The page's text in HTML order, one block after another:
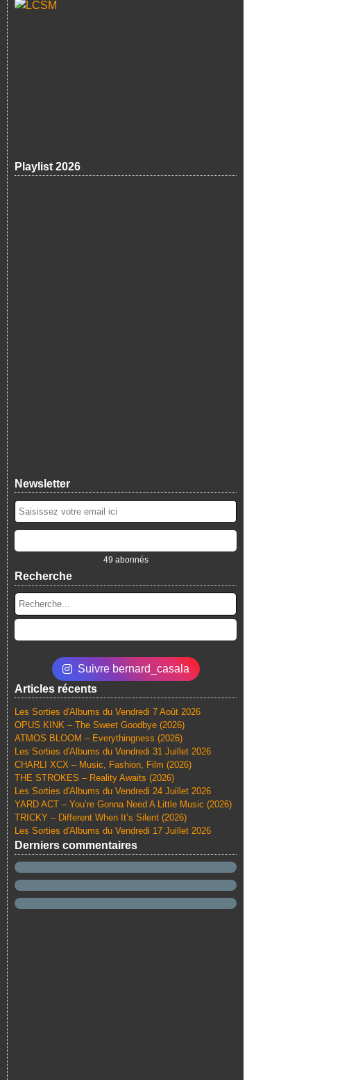
Playlist 2026
Newsletter
49 abonnés
Recherche
Suivre bernard_casala
Articles récents
Les Sorties d'Albums du Vendredi 7 Août 2026
OPUS KINK – The Sweet Goodbye (2026)
ATMOS BLOOM – Everythingness (2026)
Les Sorties d'Albums du Vendredi 31 Juillet 2026
CHARLI XCX – Music, Fashion, Film (2026)
THE STROKES – Reality Awaits (2026)
Les Sorties d'Albums du Vendredi 24 Juillet 2026
YARD ACT – You’re Gonna Need A Little Music (2026)
TRICKY – Different When It’s Silent (2026)
Les Sorties d'Albums du Vendredi 17 Juillet 2026
Derniers commentaires